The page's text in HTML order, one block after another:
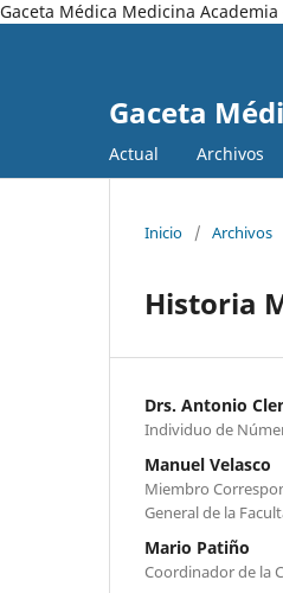
Gaceta Médica Medicina
Gaceta
Actual Archivos
Inicio / Archivos
Historia
Drs. Antonio
Individuo de
Manuel Velasco
Miembro
General de la
Mario Patiño
Coordinador de la